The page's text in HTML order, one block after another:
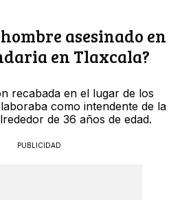
asesinado en
en Tlaxcala?
recabada en el lugar de los
como intendente de la
de 36 años de edad.
PUBLICIDAD